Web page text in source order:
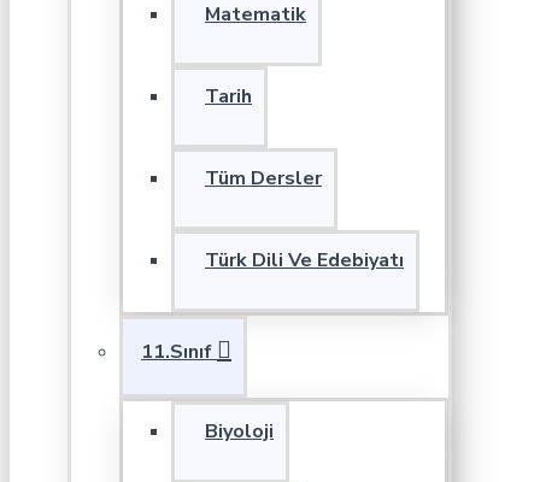
Matematik
Tarih
Tüm Dersler
Türk Dili Ve Edebiyatı
11.Sınıf
Biyoloji